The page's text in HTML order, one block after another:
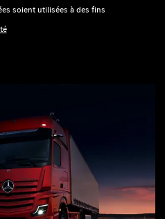
soient utilisées à des fins